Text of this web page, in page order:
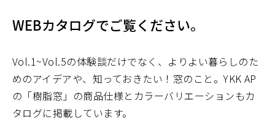
WEBカタログでご覧ください。
Vol.1~Vol.5の体験談だけでなく、よりよい暮らしのた
めのアイデアや、知っておきたい！窓のこと。YKK AP
の「樹脂窓」の商品仕様とカラーバリエーションもカ
タログに掲載しています。